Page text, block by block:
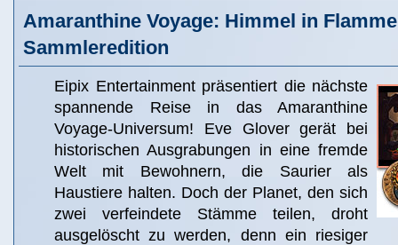
Amaranthine Voyage: Himmel in
Sammleredition
Eipix Entertainment präsentiert die nächste
spannende Reise in das Amaranthine
Voyage-Universum! Eve Glover gerät bei
historischen Ausgrabungen in eine fremde
Welt mit Bewohnern, die Saurier als
Haustiere halten. Doch der Planet, den sich
zwei verfeindete Stämme teilen, droht
ausgelöscht zu werden, denn ein riesiger